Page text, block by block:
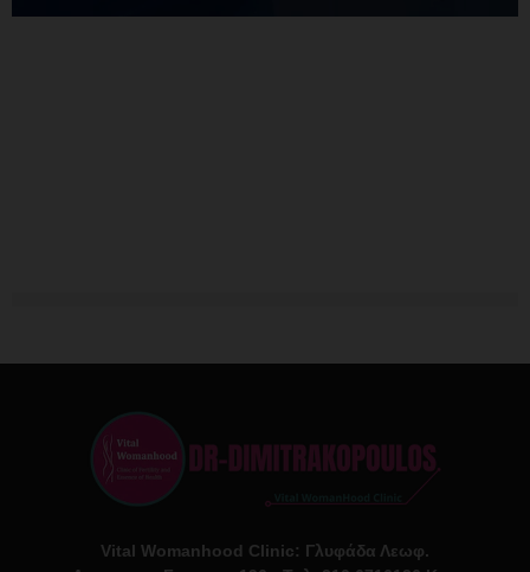
Vital Womanhood Clinic: Γλυφάδα Λεωφ.